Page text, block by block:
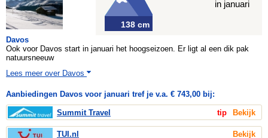
Davos
Ook voor Davos start in januari het hoogseizoen. Er ligt al een dik pak
natuursneeuw
Lees meer over Davos
138 cm
in januari
Aanbiedingen Davos voor januari tref je v.a. € 743,00 bij:
Summit Travel tip Bekijk
TUI.nl Bekijk